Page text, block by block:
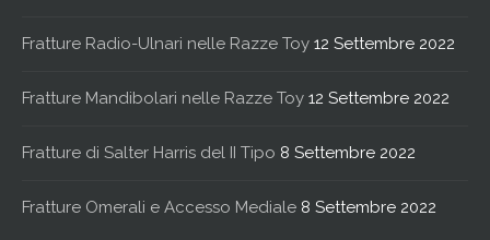
Fratture Radio-Ulnari nelle Razze Toy 12 Settembre 2022
Fratture Mandibolari nelle Razze Toy 12 Settembre 2022
Fratture di Salter Harris del II Tipo 8 Settembre 2022
Fratture Omerali e Accesso Mediale 8 Settembre 2022